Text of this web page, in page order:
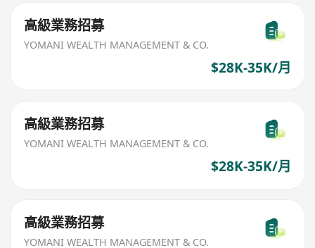
高級業務招募
YOMANI WEALTH MANAGEMENT & CO.
$28K-35K/月
高級業務招募
YOMANI WEALTH MANAGEMENT & CO.
$28K-35K/月
高級業務招募
YOMANI WEALTH MANAGEMENT & CO.